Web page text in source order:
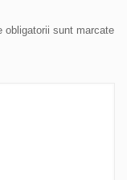
obligatorii sunt marcate